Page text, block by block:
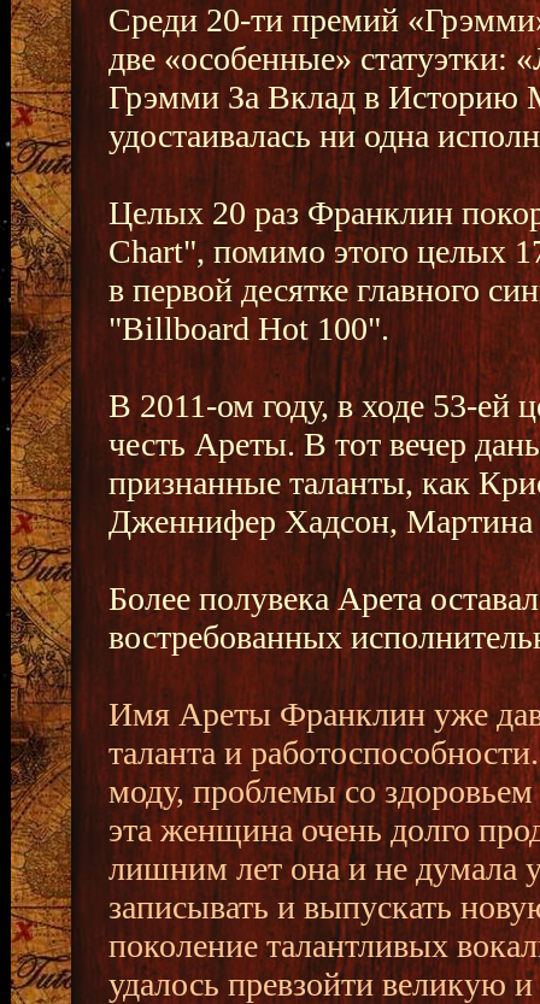
Среди 20-ти премий
две «особенные» статуэтки:
Грэмми За Вклад в Историю
удостаивалась ни одна
Целых 20 раз Франклин
Chart", помимо этого целых
в первой десятке главного
"Billboard Hot 100".
В 2011-ом году, в ходе 53-ей
честь Ареты. В тот вечер
признанные таланты, как
Дженнифер Хадсон,
Более полувека Арета
востребованных
Имя Ареты Франклин уже
таланта и
моду, проблемы со
эта женщина очень долго
лишним лет она и не думала
записывать и выпускать
поколение талантливых
удалось превзойти великую